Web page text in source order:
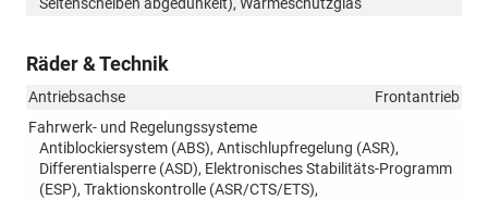
Seitenscheiben abgedunkelt), Wärmeschutzglas
Räder & Technik
Antriebsachse
Frontantrieb
Fahrwerk- und Regelungssysteme
Antiblockiersystem (ABS), Antischlupfregelung (ASR),
Differentialsperre (ASD), Elektronisches Stabilitäts-Programm
(ESP), Traktionskontrolle (ASR/CTS/ETS),